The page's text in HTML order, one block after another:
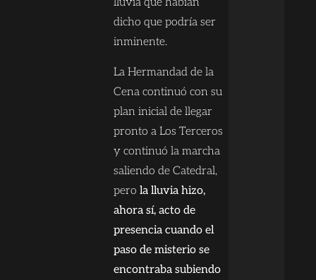
lluvia que habían
dicho que podría ser
inminente.
La Hermandad de la
Cena continuó con su
plan inicial de llegar
pronto a Los Terceros
y continuó la marcha
saliendo de Catedral,
pero la lluvia hizo,
ahora sí, acto de
presencia cuando el
paso de misterio se
encontraba subiendo